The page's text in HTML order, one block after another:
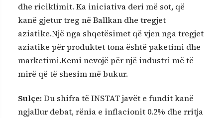
dhe riciklimit. Ka iniciativa deri më sot, që
kanë gjetur treg në Ballkan dhe tregjet
aziatike.Një nga shqetësimet që vjen nga tregjet
aziatike për produktet tona është paketimi dhe
marketimi.Kemi nevojë për një industri më të
mirë që të shesim më bukur.
Sulçe: Du shifra të INSTAT javët e fundit kanë
ngjallur debat, rënia e inflacionit 0.2% dhe rritja